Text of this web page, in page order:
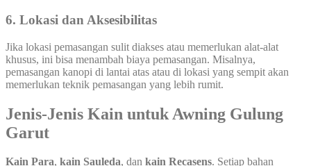
6. Lokasi dan Aksesibilitas
Jika lokasi pemasangan sulit diakses atau memerlukan alat-alat
khusus, ini bisa menambah biaya pemasangan. Misalnya,
pemasangan kanopi di lantai atas atau di lokasi yang sempit akan
memerlukan teknik pemasangan yang lebih rumit.
Jenis-Jenis Kain untuk Awning Gulung
Garut
Kain Para, kain Sauleda, dan kain Recasens. Setiap bahan